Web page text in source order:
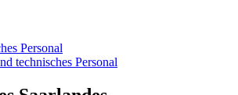
Personal
technisches Personal